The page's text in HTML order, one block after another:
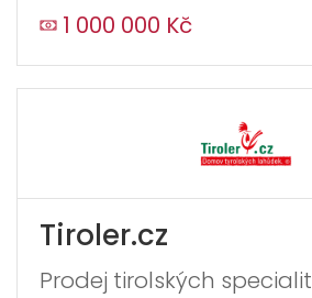
1 000 000 Kč
Tiroler.cz
Prodej tirolských specialit